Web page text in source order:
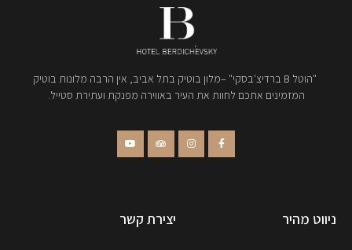
"הוטל B ברדיצ'בסקי" –מלון בוטיק בתל אביב, אין הרבה מלונות בוטיק
המזמינים אתכם לחוות את העיר באווירה מפנקת ועתירת סטייל.
ניווט מהיר יצירת קשר